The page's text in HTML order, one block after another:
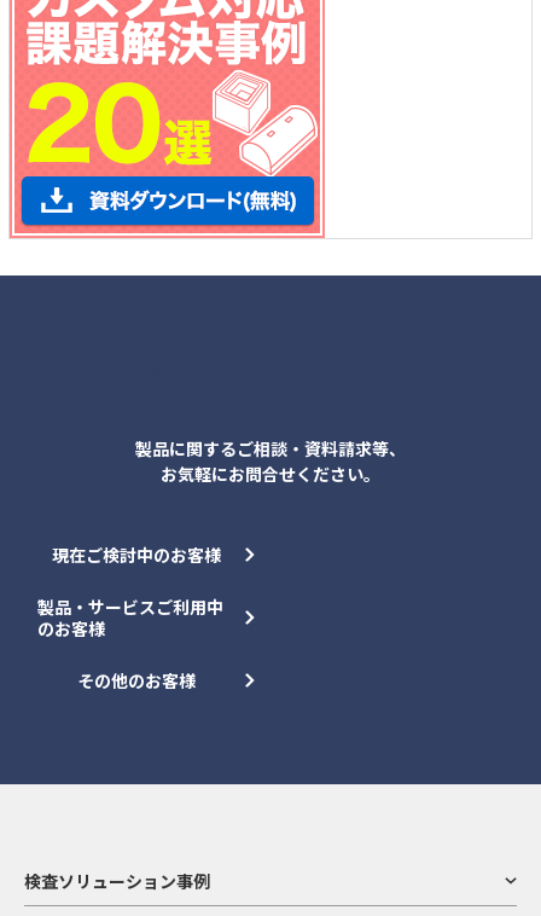
製品に関するご相談・資料請求等、
お気軽にお問合せください。
現在ご検討中のお客様
製品・サービスご利用中
のお客様
その他のお客様
検査ソリューション事例